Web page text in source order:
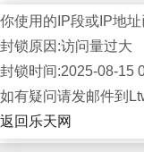
你使用的IP段或IP地
封锁原因:访问量过大
封锁时间:2025-08-15
如有疑问请发邮件到
返回乐天网